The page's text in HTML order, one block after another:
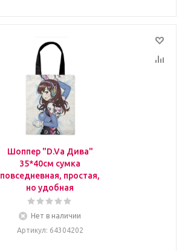
Шоппер "D.Va Дива"
35*40см сумка
повседневная, простая,
но удобная
Нет в наличии
Артикул: 64304202